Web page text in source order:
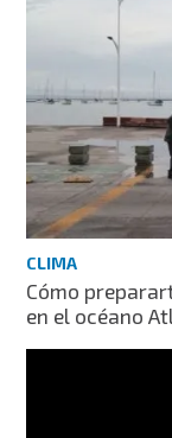
CLIMA
Cómo
en el océano